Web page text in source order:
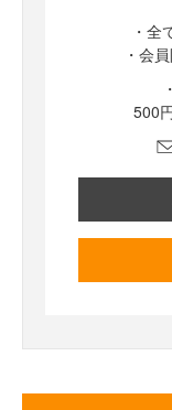
・全
・会
500